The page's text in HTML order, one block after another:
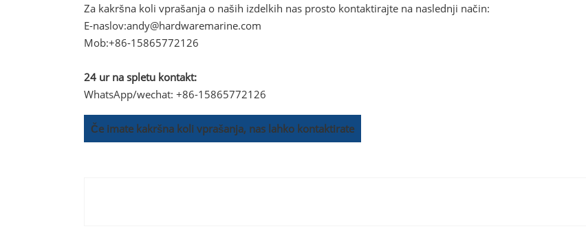
Za kakršna koli vprašanja o naših izdelkih nas prosto kontaktirajte na naslednji način:
E-naslov:andy@hardwaremarine.com
Mob:+86-15865772126
24 ur na spletu kontakt:
WhatsApp/wechat: +86-15865772126
Če imate kakršna koli vprašanja, nas lahko kontaktirate